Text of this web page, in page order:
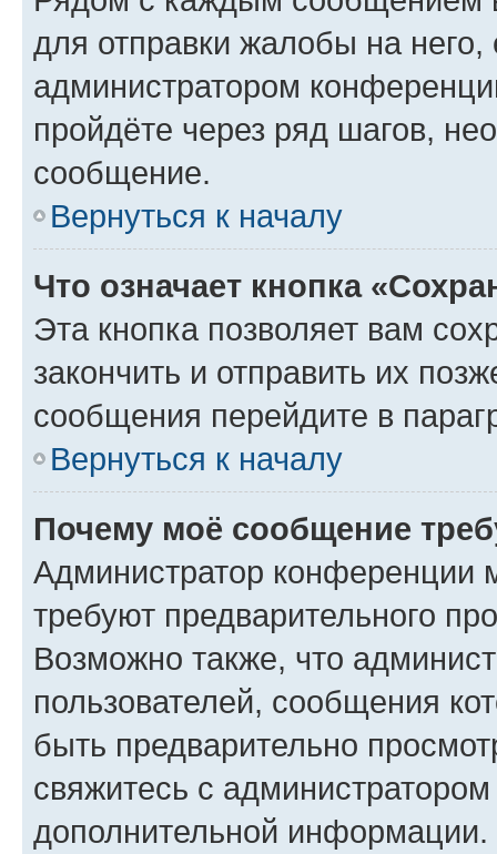
для отправки жалобы на
администратором
пройдёте через ряд шагов,
сообщение.
Вернуться к началу
Что означает кнопка
Эта кнопка позволяет вам
закончить и отправить их
сообщения перейдите в
Вернуться к началу
Почему моё сообщение
Администратор конференции
требуют предварительного
Возможно также, что
пользователей, сообщения
быть предварительно
свяжитесь с
дополнительной информации.